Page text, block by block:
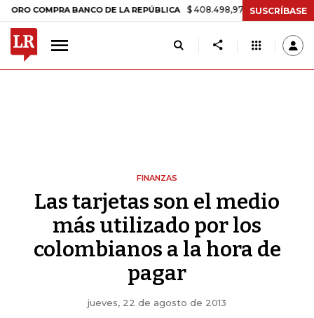
BANCO DE LA REPÚBLICA $ 408.498,97 +$ 8.753,81 +2,19%
SUSCRÍBASE
FINANZAS
Las tarjetas son el medio
más utilizado por los
colombianos a la hora de
pagar
jueves, 22 de agosto de 2013